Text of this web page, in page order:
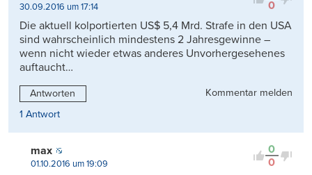
0
30.09.2016 um 17:14
Die aktuell kolportierten US$ 5,4 Mrd. Strafe in den USA
sind wahrscheinlich mindestens 2 Jahresgewinne –
wenn nicht wieder etwas anderes Unvorhergesehenes
auftaucht…
Antworten
Kommentar melden
1 Antwort
0
0
max
01.10.2016 um 19:09